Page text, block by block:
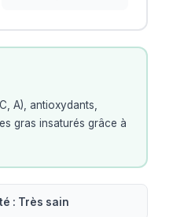
A), antioxydants,
gras insaturés grâce à
: Très sain